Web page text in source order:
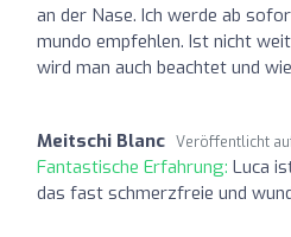
an der Nase. Ich werde ab
mundo empfehlen. Ist nicht
wird man auch beachtet und
Meitschi Blanc Veröffentlicht
Fantastische Erfahrung: Luca
das fast schmerzfreie und